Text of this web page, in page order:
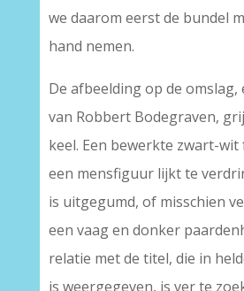
we daarom eerst de bundel
hand nemen.
De afbeelding op de
van Robbert Bodegraven,
keel. Een bewerkte zwart-
een mensfiguur lijkt te
is uitgegumd, of misschien
een vaag en donker
relatie met de titel, die in
is weergegeven, is ver te